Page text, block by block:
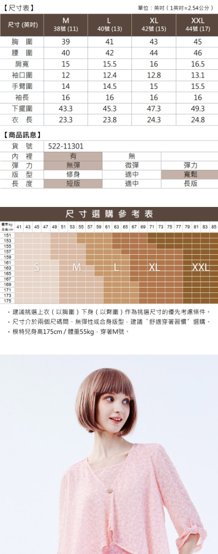
7-11取貨付款
配送毎にNT$100、NT$988以上で送料無料
付款後7-11取貨
配送毎にNT$100、NT$988以上で送料無料
大嘴鳥宅配通
配送毎にNT$100、NT$988以上で送料無料
貨到付款
配送毎にNT$120